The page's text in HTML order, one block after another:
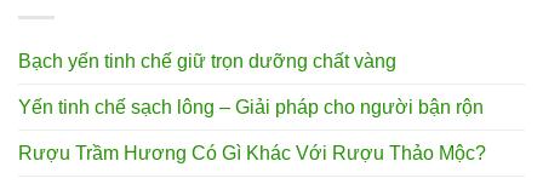
Bạch yến tinh chế giữ trọn dưỡng chất vàng
Yến tinh chế sạch lông – Giải pháp cho người bận rộn
Rượu Trầm Hương Có Gì Khác Với Rượu Thảo Mộc?